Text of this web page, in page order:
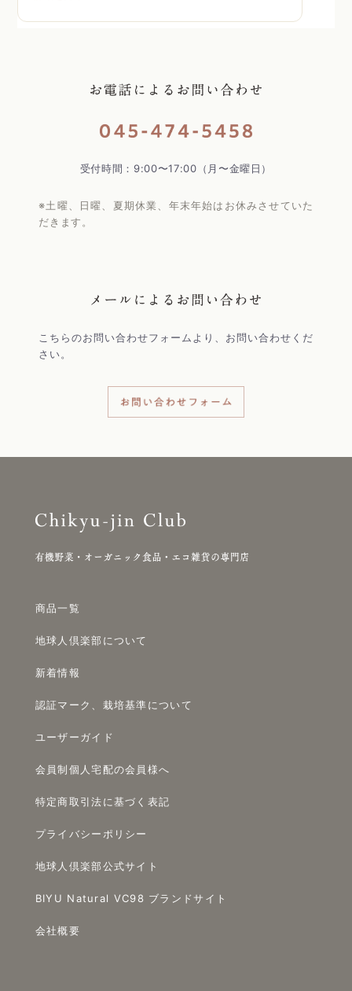
受付時間：9:00〜17:00（月〜金曜日）
※土曜、日曜、夏期休業、年末年始はお休みさせていた
だきます。
こちらのお問い合わせフォームより、お問い合わせくだ
さい。
商品一覧
地球人倶楽部について
新着情報
認証マーク、栽培基準について
ユーザーガイド
会員制個人宅配の会員様へ
特定商取引法に基づく表記
プライバシーポリシー
地球人倶楽部公式サイト
BIYU Natural VC98 ブランドサイト
会社概要